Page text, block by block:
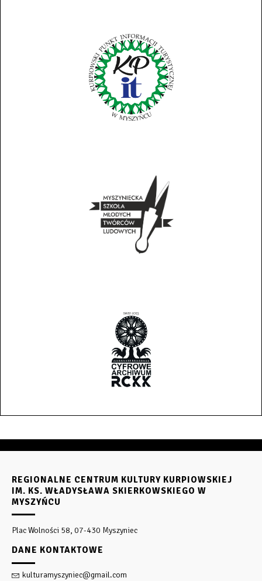
REGIONALNE CENTRUM KULTURY KURPIOWSKIEJ
IM. KS. WŁADYSŁAWA SKIERKOWSKIEGO W
MYSZYŃCU
Plac Wolności 58, 07-430 Myszyniec
DANE KONTAKTOWE
kulturamyszyniec@gmail.com